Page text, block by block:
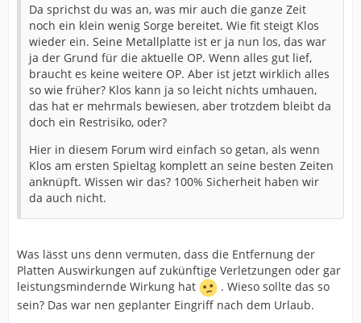
Da sprichst du was an, was mir auch die ganze Zeit
noch ein klein wenig Sorge bereitet. Wie fit steigt Klos
wieder ein. Seine Metallplatte ist er ja nun los, das war
ja der Grund für die aktuelle OP. Wenn alles gut lief,
braucht es keine weitere OP. Aber ist jetzt wirklich alles
so wie früher? Klos kann ja so leicht nichts umhauen,
das hat er mehrmals bewiesen, aber trotzdem bleibt da
doch ein Restrisiko, oder?
Hier in diesem Forum wird einfach so getan, als wenn
Klos am ersten Spieltag komplett an seine besten Zeiten
anknüpft. Wissen wir das? 100% Sicherheit haben wir
da auch nicht.
Was lässt uns denn vermuten, dass die Entfernung der
Platten Auswirkungen auf zukünftige Verletzungen oder gar
leistungsmindernde Wirkung hat
. Wieso sollte das so
sein? Das war nen geplanter Eingriff nach dem Urlaub.